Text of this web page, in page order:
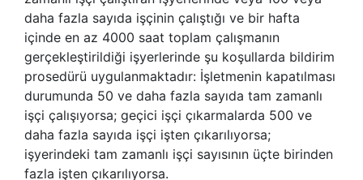
daha fazla sayıda işçinin çalıştığı ve bir hafta
içinde en az 4000 saat toplam çalışmanın
gerçekleştirildiği işyerlerinde şu koşullarda bildirim
prosedürü uygulanmaktadır: İşletmenin kapatılması
durumunda 50 ve daha fazla sayıda tam zamanlı
işçi çalışıyorsa; geçici işçi çıkarmalarda 500 ve
daha fazla sayıda işçi işten çıkarılıyorsa;
işyerindeki tam zamanlı işçi sayısının üçte birinden
fazla işten çıkarılıyorsa.